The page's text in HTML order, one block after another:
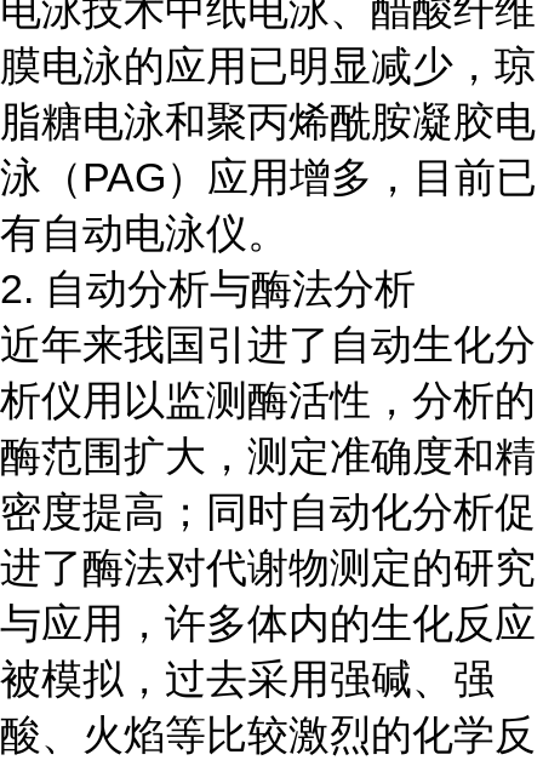
电泳技术中纸电泳、醋酸纤维
膜电泳的应用已明显减少，琼
脂糖电泳和聚丙烯酰胺凝胶电
泳（PAG）应用增多，目前已
有自动电泳仪。
2. 自动分析与酶法分析
近年来我国引进了自动生化分
析仪用以监测酶活性，分析的
酶范围扩大，测定准确度和精
密度提高；同时自动化分析促
进了酶法对代谢物测定的研究
与应用，许多体内的生化反应
被模拟，过去采用强碱、强
酸、火焰等比较激烈的化学反